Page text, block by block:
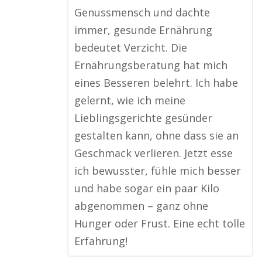
Genussmensch und dachte
immer, gesunde Ernährung
bedeutet Verzicht. Die
Ernährungsberatung hat mich
eines Besseren belehrt. Ich habe
gelernt, wie ich meine
Lieblingsgerichte gesünder
gestalten kann, ohne dass sie an
Geschmack verlieren. Jetzt esse
ich bewusster, fühle mich besser
und habe sogar ein paar Kilo
abgenommen – ganz ohne
Hunger oder Frust. Eine echt tolle
Erfahrung!